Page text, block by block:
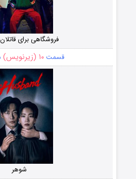
فروشگاهی برای
قسمت۱۰ (زیرنویس)
شوهر